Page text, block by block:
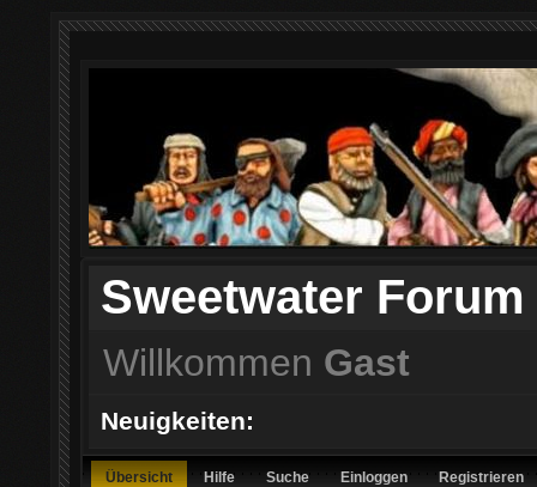
Sweetwater Forum
Willkommen Gast
Neuigkeiten:
Übersicht Hilfe Suche Einloggen Registrieren